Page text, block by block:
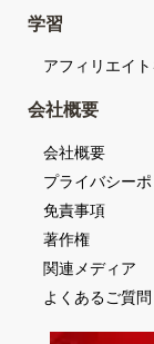
学習
アフィリエイ
会社概要
会社概要
プライバシー
免責事項
著作権
関連メディア
よくあるご質問